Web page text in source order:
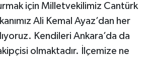
için Milletvekilimiz Cantürk
Ali Kemal Ayaz’dan her
Kendileri Ankara’da da
olmaktadır. İlçemize ne